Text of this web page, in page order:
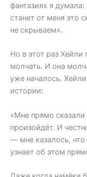
фантазиях я думала:
станет от меня это
не скрываем».
Но в этот раз Хейли
молчать. И она
уже началось.
истории:
«Мне прямо сказали
произойдёт. И
— мне казалось, что
узнает об этом